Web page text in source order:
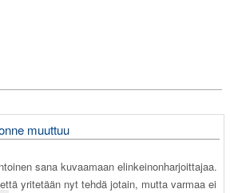
muuttuu
sana kuvaamaan elinkeinonharjoittajaa.
yritetään nyt tehdä jotain, mutta varmaa ei